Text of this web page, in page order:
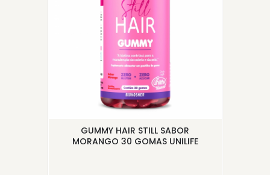
GUMMY HAIR STILL SABOR
MORANGO 30 GOMAS UNILIFE